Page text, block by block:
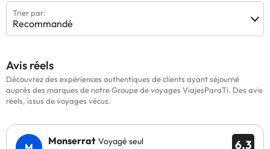
Trier par:
Recommandé
Avis réels
Découvrez des expériences authentiques de clients ayant séjourné
auprès des marques de notre Groupe de voyages ViajesParaTi. Des avis
réels, issus de voyages vécus.
6.3
Monserrat Voyagé seul